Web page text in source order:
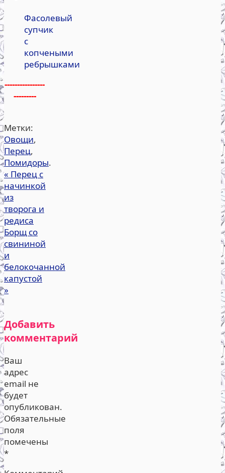
Фасолевый
супчик
с
копчеными
ребрышками
----------------
---------
Метки:
Овощи,
Перец,
Помидоры.
« Перец с
начинкой
из
творога и
редиса
Борщ со
свининой
и
белокочанной
капустой
»
Добавить
комментарий
Ваш
адрес
email не
будет
опубликован.
Обязательные
поля
помечены
*